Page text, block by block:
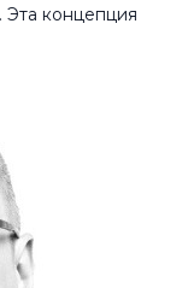
концепция